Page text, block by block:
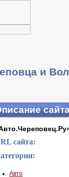
и
сайта:
Авто